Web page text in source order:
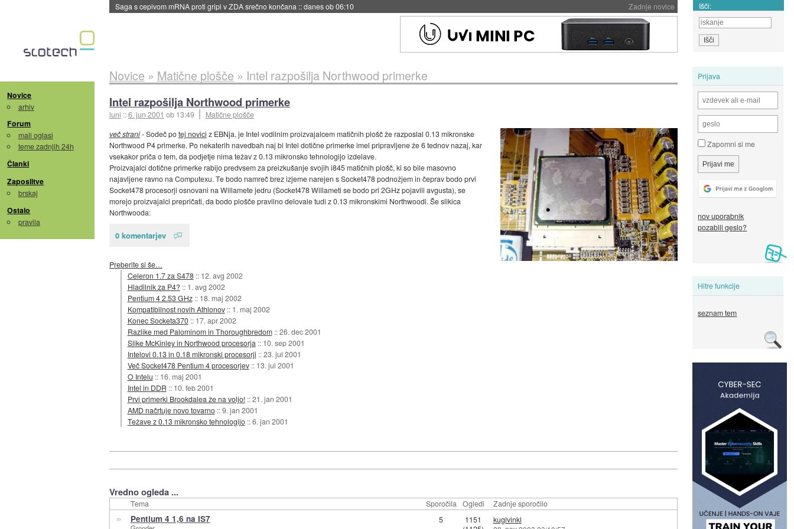
Zadnje novice
Saga s cepivom mRNA proti gripi v ZDA srečno končana ::danes ob 06:10 Išči:
Novice
arhiv
Forum
mali oglasi
teme zadnjih 24h
Članki
Zaposlitve
brskaj
Ostalo
pravila
Prijava
Zapomni si me
nov uporabnik
pozabili geslo?
Hitre funkcije
seznam tem
Novice » Matične plošče » Intel razpošilja Northwood primerke
Intel razpošilja Northwood primerke
luni ::6. jun 2001 ob 13:49
Matične plošče
več strani- Sodeč potej novici z EBNja, je Intel vodilnim proizvajalcem matičnih plošč že razposlal 0.13 mikronske
Northwood P4 primerke. Po nekaterih navedbah naj bi Intel dotične primerke imel pripravljene že 6 tednov nazaj, kar
vsekakor priča o tem, da podjetje nima težav z 0.13 mikronsko tehnologijo izdelave.
Proizvajalci dotične primerke rabijo predvsem za preizkušanje svojih i845 matičnih plošč, ki so bile masovno
najavljene ravno na Computexu. Te bodo namreč brez izjeme narejen s Socket478 podnožjem in čeprav bodo prvi
Socket478 procesorji osnovani na Willamete jedru (Socket478 Willameti se bodo pri 2GHz pojavili avgusta), se
morejo proizvajalci prepričati, da bodo plošče pravilno delovale tudi z 0.13 mikronskimi Northwoodi. Še slikica
Northwooda:
0 komentarjev
Preberite si še…
Celeron 1.7 za S478 :: 12. avg 2002
Hladilnik za P4? :: 1. avg 2002
Pentium 4 2.53 GHz :: 18. maj 2002
Kompatibilnost novih Athlonov :: 1. maj 2002
Konec Socketa370 :: 17. apr 2002
Razlike med Palominom in Thoroughbredom ::26. dec 2001
Slike McKinley in Northwood procesorja :: 10. sep 2001
Intelovi 0.13 in 0.18 mikronski procesorji ::23. jul 2001
Več Socket478 Pentium 4 procesorjev :: 13. jul 2001
O Intelu :: 16. maj 2001
Intel in DDR :: 10. feb 2001
Prvi primerki Brookdalea že na voljo! ::21. jan 2001
AMD načrtuje novo tovarno ::9. jan 2001
Težave z 0.13 mikronsko tehnologijo ::6. jan 2001
Vredno ogleda ...
Tema Sporočila Ogledi Zadnje sporočilo
» Pentium 4 1,6 na IS7 5
1151
kuglvinkl